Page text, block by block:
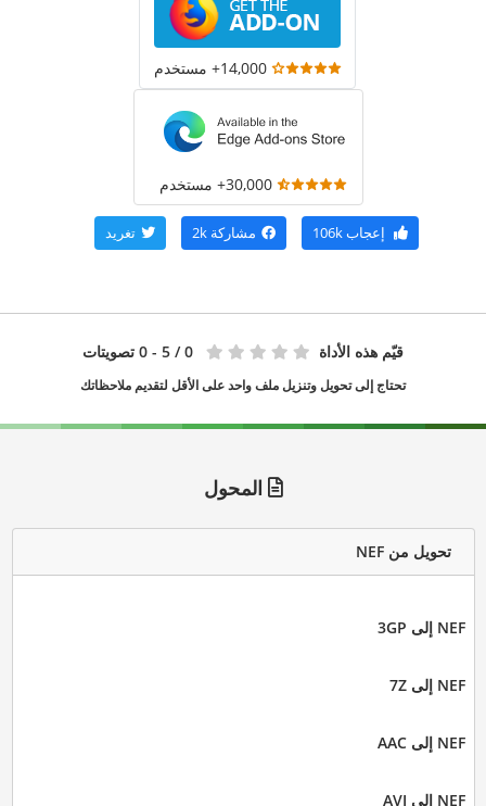
14,000+ مستخدم
30,000+ مستخدم
إعجاب106k مشاركة 2k تغريد
قيّم هذه الأداة 0 / 5 - 0 تصويتات
تحتاج إلى تحويل وتنزيل ملف واحد على الأقل لتقديم ملاحظاتك
المحول
تحويل من NEF
NEF إلى 3GP
NEF إلى 7Z
NEF إلى AAC
NEF إلى AVI